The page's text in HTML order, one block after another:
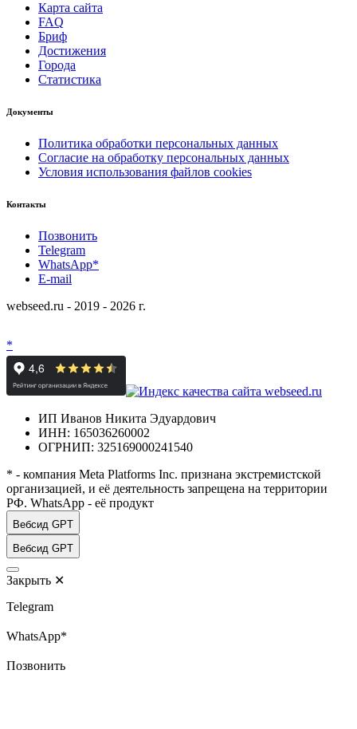
Карта сайта
FAQ
Бриф
Достижения
Города
Статистика
Документы
Политика обработки персональных данных
Согласие на обработку персональных данных
Условия использования файлов cookies
Контакты
Позвонить
Telegram
WhatsApp*
E-mail
webseed.ru - 2019 - 2026 г.
*
ИП Иванов Никита Эдуардович
ИНН: 165036260002
ОГРНИП: 325169000241540
* - компания Meta Platforms Inc. признана экстремистской
организацией, и её деятельность запрещена на территории
РФ. WhatsApp - её продукт
Вебсид GPT
Вебсид GPT
Закрыть ✕
Telegram
WhatsApp*
Позвонить